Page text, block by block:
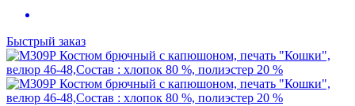
Быстрый заказ